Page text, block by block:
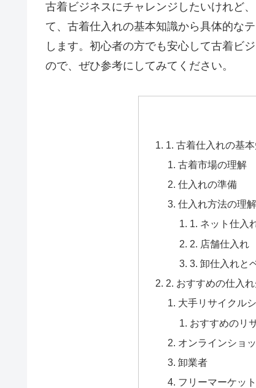
古着ビジネスにチャレンジしたいけれど
て、古着仕入れの基本知識から具体的な
します。初心者の方でも安心して古着ビ
ので、ぜひ参考にしてみてください。
1. 古着仕入れの基
古着市場の理解
仕入れの準備
仕入れ方法の理解
1. ネット仕入
2. 店舗仕入れ
3. 卸仕入れと
2. おすすめの仕入
大手リサイクル
おすすめのリ
オンラインショ
卸業者
フリーマーケッ